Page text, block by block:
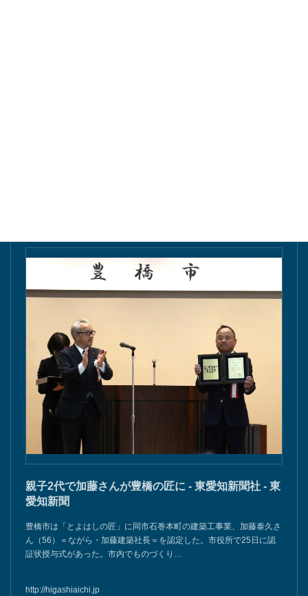
親子2代で加藤さんが豊橋の匠に - 東愛知新聞社 - 東
愛知新聞
豊橋市は「とよはしの匠」に同市石巻本町の建築工事業、加藤泰久さ
ん（56）＝ながら・加藤建築社長＝を認定した。市役所で25日に認
証状授与式があった。市内でものづくり…
http://higashiaichi.jp